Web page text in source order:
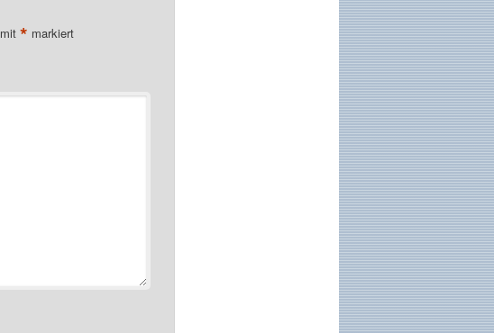
* markiert